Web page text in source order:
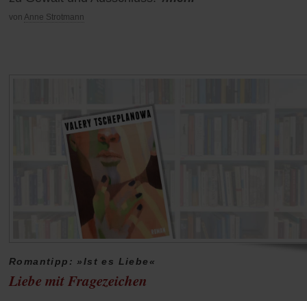
von Anne Strotmann
Romantipp: »Ist es Liebe«
Liebe mit Fragezeichen